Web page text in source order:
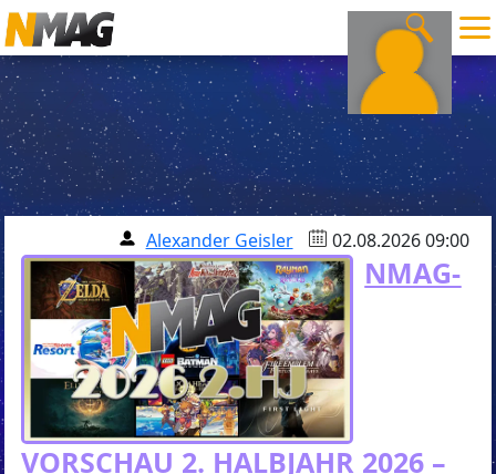
Alexander Geisler 02.08.2026 09:00
NMAG-
VORSCHAU 2. HALBJAHR 2026 –